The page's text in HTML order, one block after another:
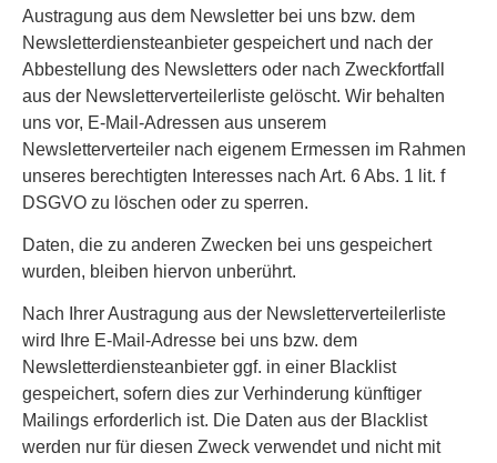
Austragung aus dem Newsletter bei uns bzw. dem
Newsletterdiensteanbieter gespeichert und nach der
Abbestellung des Newsletters oder nach Zweckfortfall
aus der Newsletterverteilerliste gelöscht. Wir behalten
uns vor, E-Mail-Adressen aus unserem
Newsletterverteiler nach eigenem Ermessen im Rahmen
unseres berechtigten Interesses nach Art. 6 Abs. 1 lit. f
DSGVO zu löschen oder zu sperren.
Daten, die zu anderen Zwecken bei uns gespeichert
wurden, bleiben hiervon unberührt.
Nach Ihrer Austragung aus der Newsletterverteilerliste
wird Ihre E-Mail-Adresse bei uns bzw. dem
Newsletterdiensteanbieter ggf. in einer Blacklist
gespeichert, sofern dies zur Verhinderung künftiger
Mailings erforderlich ist. Die Daten aus der Blacklist
werden nur für diesen Zweck verwendet und nicht mit